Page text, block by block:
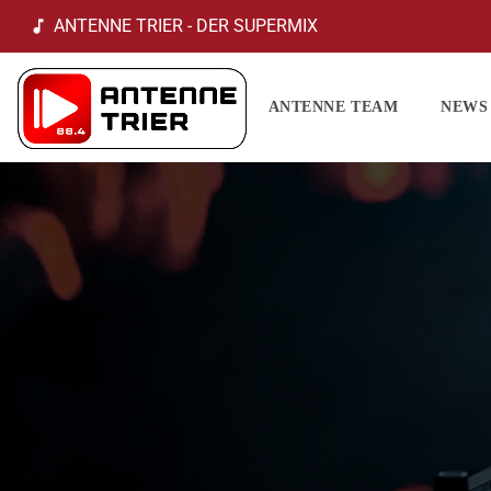
music_note ANTENNE TRIER - DER SUPERMIX
ANTENNE TEAM NEWS